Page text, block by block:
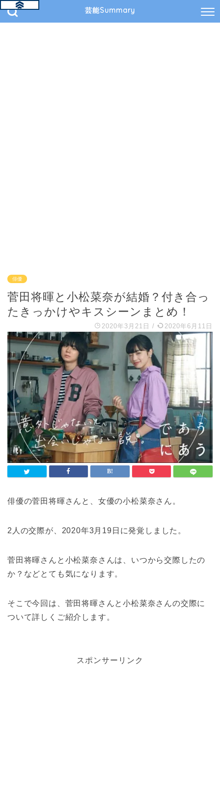
芸能Summary
俳優
菅田将暉と小松菜奈が結婚？付き合っ
たきっかけやキスシーンまとめ！
2020年3月21日 / 2020年6月11日
俳優の菅田将暉さんと、女優の小松菜奈さん。
2人の交際が、2020年3月19日に発覚しました。
菅田将暉さんと小松菜奈さんは、いつから交際したの
か？などとても気になります。
そこで今回は、菅田将暉さんと小松菜奈さんの交際に
ついて詳しくご紹介します。
スポンサーリンク